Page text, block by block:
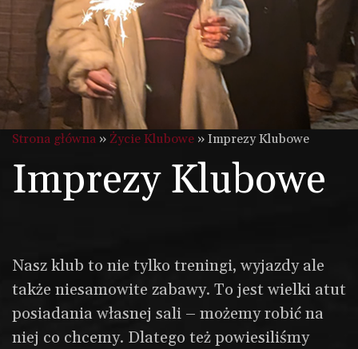
Strona główna » Życie Klubowe » Imprezy Klubowe
Imprezy Klubowe
Nasz klub to nie tylko treningi, wyjazdy ale
także niesamowite zabawy. To jest wielki atut
posiadania własnej sali – możemy robić na
niej co chcemy. Dlatego też powiesiliśmy